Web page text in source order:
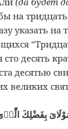
на
указать на
сто десять
десятью
великих
بِفَضْلِكَ